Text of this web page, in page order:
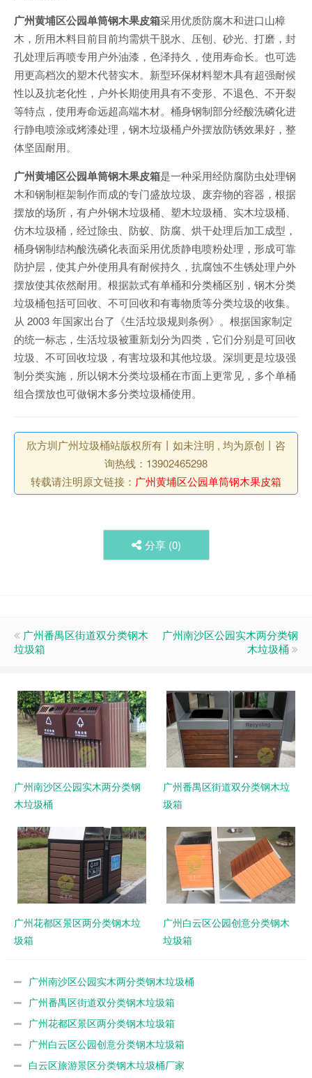
广州黄埔区公园单筒钢木果皮箱采用优质防腐木和进口山樟
木，所用木料目前目前均需烘干脱水、压刨、砂光、打磨，封
孔处理后再喷专用户外油漆，色泽持久，使用寿命长。也可选
用更高档次的塑木代替实木。新型环保材料塑木具有超强耐候
性以及抗老化性，户外长期使用具有不变形、不退色、不开裂
等特点，使用寿命远超高端木材。桶身钢制部分经酸洗磷化进
行静电喷涂或烤漆处理，钢木垃圾桶户外摆放防锈效果好，整
体坚固耐用。
广州黄埔区公园单筒钢木果皮箱是一种采用经防腐防虫处理钢
木和钢制框架制作而成的专门盛放垃圾、废弃物的容器，根据
摆放的场所，有户外钢木垃圾桶、塑木垃圾桶、实木垃圾桶、
仿木垃圾桶，经过除虫、防蚁、防腐、烘干处理后加工成型，
桶身钢制结构酸洗磷化表面采用优质静电喷粉处理，形成可靠
防护层，使其户外使用具有耐候持久，抗腐蚀不生锈处理户外
摆放使其依然耐用。根据款式有单桶和分类桶区别，钢木分类
垃圾桶包括可回收、不可回收和有毒物质等分类垃圾的收集。
从 2003 年国家出台了《生活垃圾规则条例》。根据国家制定
的统一标志，生活垃圾被重新划分为四类，它们分别是可回收
垃圾、不可回收垃圾，有害垃圾和其他垃圾。深圳更是垃圾强
制分类实施，所以钢木分类垃圾桶在市面上更常见，多个单桶
组合摆放也可做钢木多分类垃圾桶使用。
欣方圳广州垃圾桶站版权所有丨如未注明 , 均为原创丨咨
询热线：13902465298
转载请注明原文链接： 广州黄埔区公园单筒钢木果皮箱
分享 (0)
广州番禺区街道双分类钢木
垃圾箱
广州南沙区公园实木两分类钢
木垃圾桶
广州南沙区公园实木两分类钢
木垃圾桶
广州番禺区街道双分类钢木垃
圾箱
广州花都区景区两分类钢木垃
圾箱
广州白云区公园创意分类钢木
垃圾箱
广州南沙区公园实木两分类钢木垃圾桶
广州番禺区街道双分类钢木垃圾箱
广州花都区景区两分类钢木垃圾箱
广州白云区公园创意分类钢木垃圾箱
白云区旅游景区分类钢木垃圾桶厂家